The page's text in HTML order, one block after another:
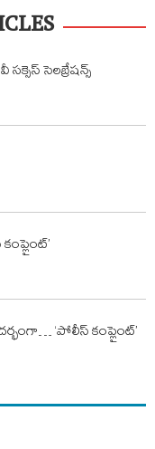
సెలబ్రేషన్స్
‘పోలీస్ కంప్లైంట్’